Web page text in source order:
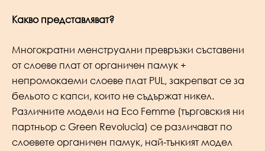
Какво представляват?
Многократни менструални превръзки съставени
от слоеве плат от органичен памук +
непромокаеми слоеве плат PUL, закрепват се за
бельото с капси, които не съдържат никел.
Различните модели на Eco Femme (търговския ни
партньор с Green Revolucia) се различават по
слоевете органичен памук, най-тънкият модел